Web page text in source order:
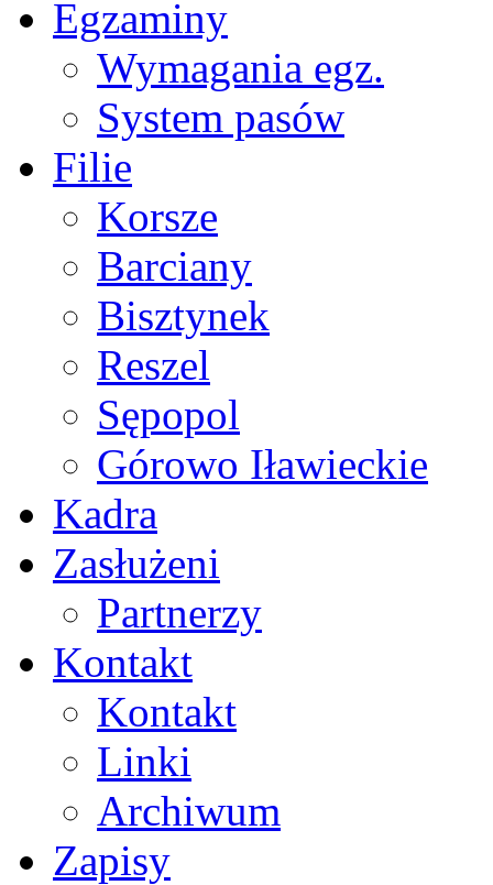
Egzaminy
Wymagania egz.
System pasów
Filie
Korsze
Barciany
Bisztynek
Reszel
Sępopol
Górowo Iławieckie
Kadra
Zasłużeni
Partnerzy
Kontakt
Kontakt
Linki
Archiwum
Zapisy